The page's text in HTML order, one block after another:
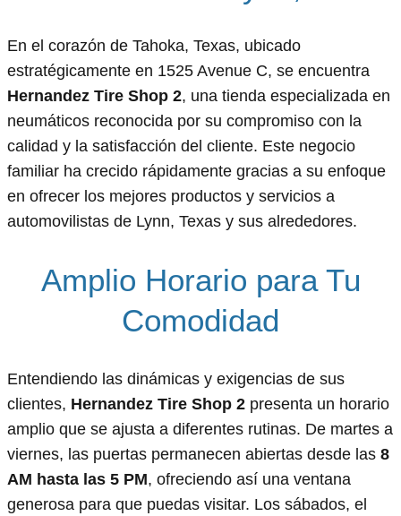
En el corazón de Tahoka, Texas, ubicado
estratégicamente en 1525 Avenue C, se encuentra
Hernandez Tire Shop 2, una tienda especializada en
neumáticos reconocida por su compromiso con la
calidad y la satisfacción del cliente. Este negocio
familiar ha crecido rápidamente gracias a su enfoque
en ofrecer los mejores productos y servicios a
automovilistas de Lynn, Texas y sus alrededores.
Amplio Horario para Tu
Comodidad
Entendiendo las dinámicas y exigencias de sus
clientes, Hernandez Tire Shop 2 presenta un horario
amplio que se ajusta a diferentes rutinas. De martes a
viernes, las puertas permanecen abiertas desde las 8
AM hasta las 5 PM, ofreciendo así una ventana
generosa para que puedas visitar. Los sábados, el